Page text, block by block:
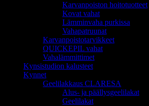
Karvanpoiston hoitotuotteet
Kovat vahat
Lämminvaha purkissa
Vahapatruunat
Karvanpoistotarvikkeet
QUICKEPIL vahat
Vahalämmittimet
Kynsistudion kalusteet
Kynnet
Geelilakkaus CLARESA
Alus- ja päällysgeelilakat
Geelilakat